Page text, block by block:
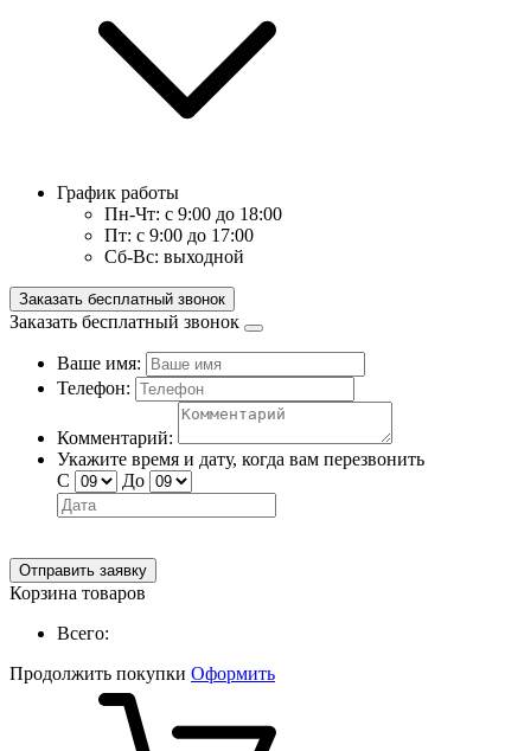
График работы
Пн-Чт: с 9:00 до 18:00
Пт: с 9:00 до 17:00
Сб-Вс: выходной
Заказать бесплатный звонок
Заказать бесплатный звонок
Ваше имя:
Телефон:
Комментарий:
Укажите время и дату, когда вам перезвонить
С
До
Отправить заявку
Корзина товаров
Всего:
Продолжить покупки Оформить